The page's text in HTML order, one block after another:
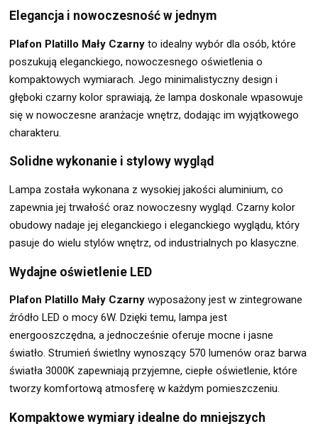
Elegancja i nowoczesność w jednym
Plafon Platillo Mały Czarny to idealny wybór dla osób, które
poszukują eleganckiego, nowoczesnego oświetlenia o
kompaktowych wymiarach. Jego minimalistyczny design i
głęboki czarny kolor sprawiają, że lampa doskonale wpasowuje
się w nowoczesne aranżacje wnętrz, dodając im wyjątkowego
charakteru.
Solidne wykonanie i stylowy wygląd
Lampa została wykonana z wysokiej jakości aluminium, co
zapewnia jej trwałość oraz nowoczesny wygląd. Czarny kolor
obudowy nadaje jej eleganckiego i eleganckiego wyglądu, który
pasuje do wielu stylów wnętrz, od industrialnych po klasyczne.
Wydajne oświetlenie LED
Plafon Platillo Mały Czarny wyposażony jest w zintegrowane
źródło LED o mocy 6W. Dzięki temu, lampa jest
energooszczędna, a jednocześnie oferuje mocne i jasne
światło. Strumień świetlny wynoszący 570 lumenów oraz barwa
światła 3000K zapewniają przyjemne, ciepłe oświetlenie, które
tworzy komfortową atmosferę w każdym pomieszczeniu.
Kompaktowe wymiary idealne do mniejszych